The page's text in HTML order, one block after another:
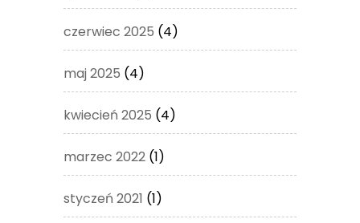
czerwiec 2025 (4)
maj 2025 (4)
kwiecień 2025 (4)
marzec 2022 (1)
styczeń 2021 (1)